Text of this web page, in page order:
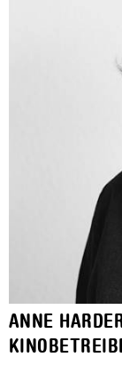
ANNE